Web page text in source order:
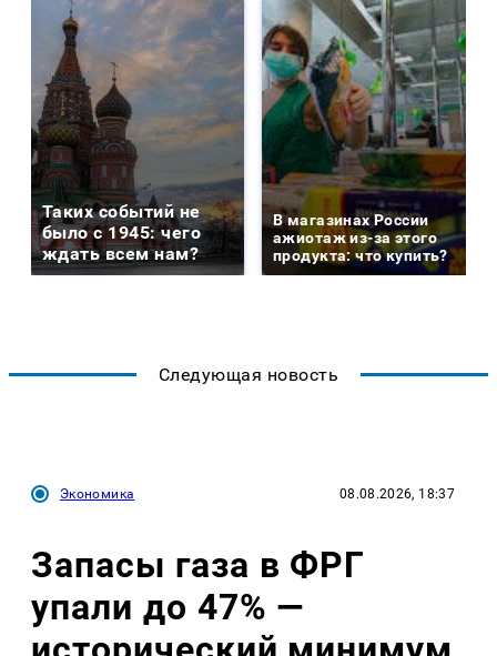
Таких событий не
было с 1945: чего
ждать всем нам?
В магазинах России
ажиотаж из-за этого
продукта: что купить?
Следующая новость
Экономика 08.08.2026, 18:37
Запасы газа в ФРГ
упали до 47% —